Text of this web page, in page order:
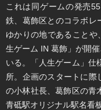
これは同ゲームの発売
鉄、葛飾区とのコラボレ
ゆかりの地であることや
生ゲーム IN 葛飾」が開
いる。「人生ゲーム」仕
所。企画のスタートに際
の小林社長、葛飾区の青
青砥駅オリジナル駅名看